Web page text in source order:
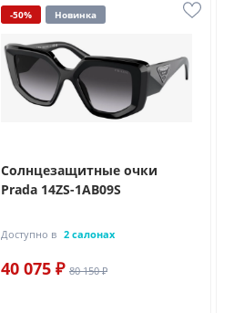
-50% Новинка
Солнцезащитные очки
Prada 14ZS-1AB09S
Доступно в 2 салонах
40 075 ₽ 80 150 ₽